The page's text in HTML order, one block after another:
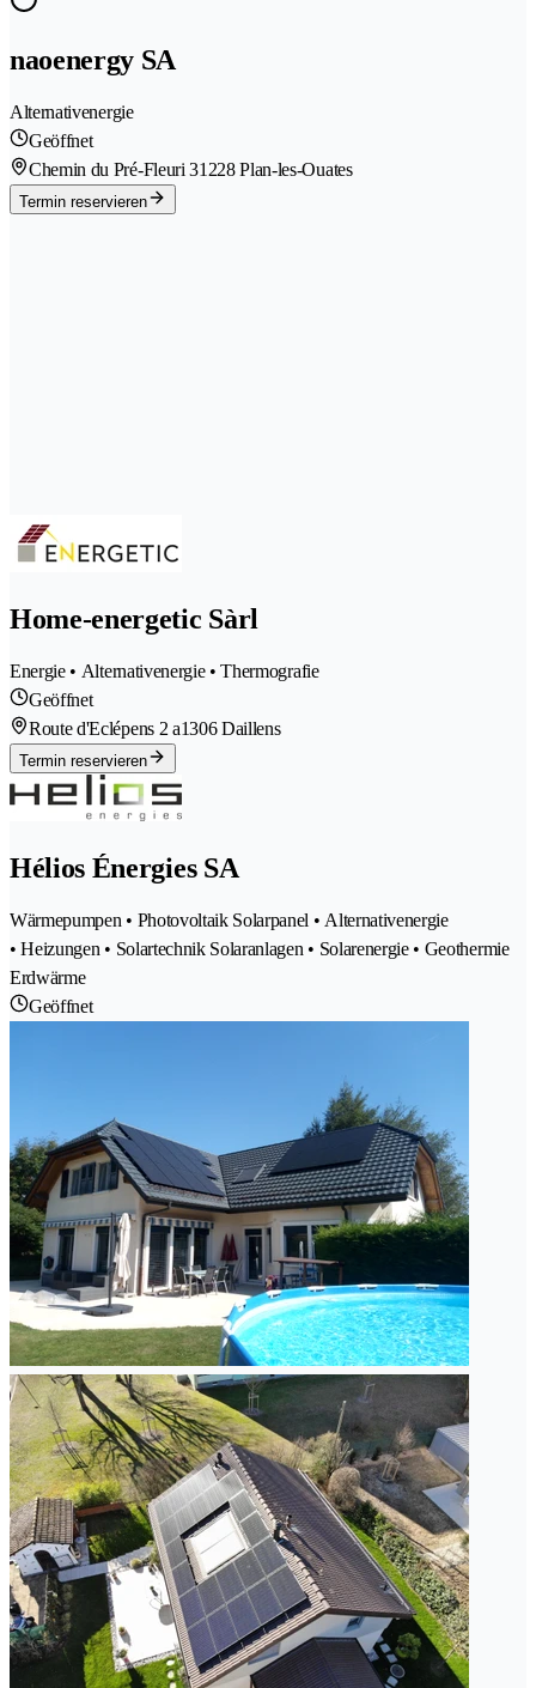
naoenergy SA
Alternativenergie
Geöffnet
Chemin du Pré-Fleuri 31228 Plan-les-Ouates
Termin reservieren
Home-energetic Sàrl
Energie • Alternativenergie • Thermografie
Geöffnet
Route d'Eclépens 2 a1306 Daillens
Termin reservieren
Hélios Énergies SA
Wärmepumpen • Photovoltaik Solarpanel • Alternativenergie
• Heizungen • Solartechnik Solaranlagen • Solarenergie • Geothermie
Erdwärme
Geöffnet